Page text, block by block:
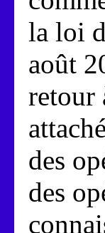
la loi
août
retour
des
des